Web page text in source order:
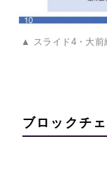
▲ スライド4・大前
ブロックチ